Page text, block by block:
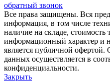
обратный звонок
Все права защищены. Вся
информация, в том числе
наличие на складе, стоимость
информационный характер и
является публичной офертой.
данных осуществляется в
конфиденциальности.
Закрыть